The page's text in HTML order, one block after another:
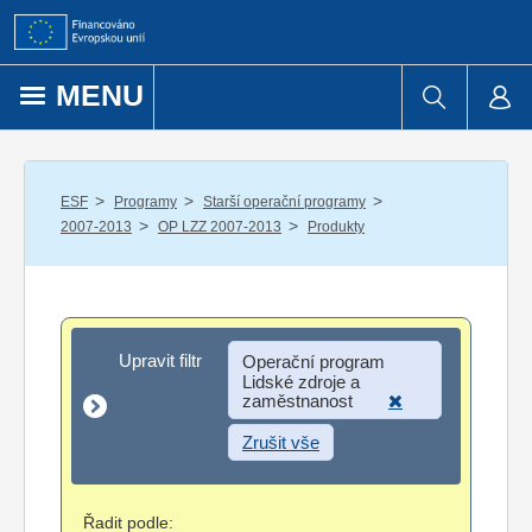
Přejít k obsahu
MENU
ESF / Programy / Starší operační programy /
2007-2013 / OP LZZ 2007-2013 / Produkty
Upravit filtr
Upravit filtr
Operační program
Lidské zdroje a
zaměstnanost
Zrušit vše
Řadit podle: